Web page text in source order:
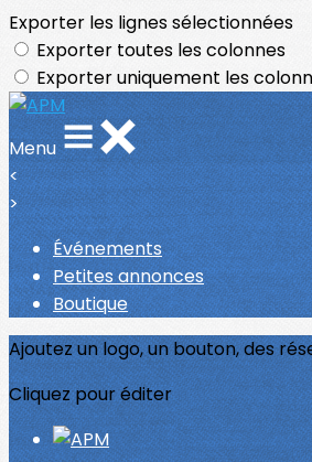
Exporter les lignes sélectionnées
Exporter toutes les colonnes
Exporter uniquement les
Menu
<
>
Événements
Petites annonces
Boutique
Ajoutez un logo, un bouton, des
Cliquez pour éditer